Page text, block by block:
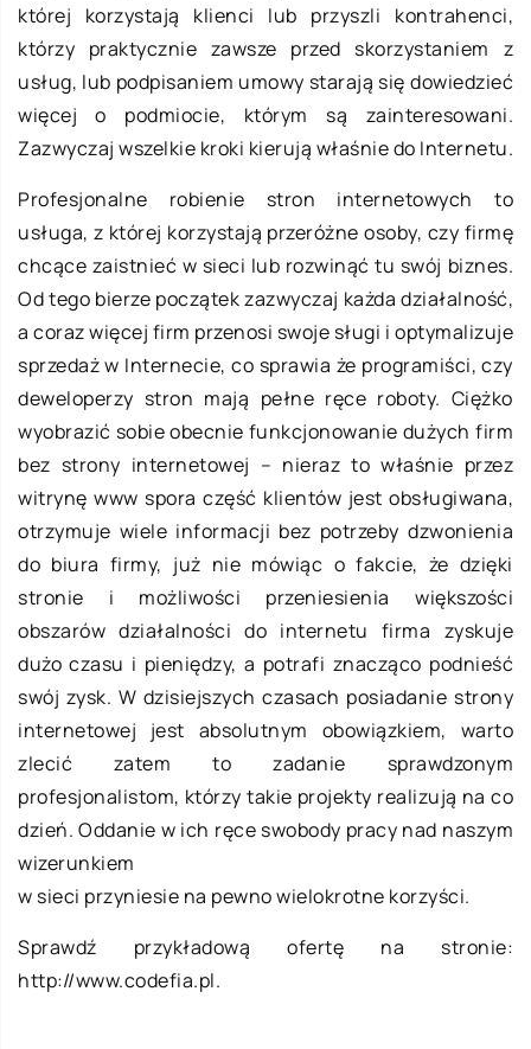
której korzystają klienci lub przyszli kontrahenci,
którzy praktycznie zawsze przed skorzystaniem z
usług, lub podpisaniem umowy starają się dowiedzieć
więcej o podmiocie, którym są zainteresowani.
Zazwyczaj wszelkie kroki kierują właśnie do Internetu.
Profesjonalne robienie stron internetowych to
usługa, z której korzystają przeróżne osoby, czy firmę
chcące zaistnieć w sieci lub rozwinąć tu swój biznes.
Od tego bierze początek zazwyczaj każda działalność,
a coraz więcej firm przenosi swoje sługi i optymalizuje
sprzedaż w Internecie, co sprawia że programiści, czy
deweloperzy stron mają pełne ręce roboty. Ciężko
wyobrazić sobie obecnie funkcjonowanie dużych firm
bez strony internetowej – nieraz to właśnie przez
witrynę www spora część klientów jest obsługiwana,
otrzymuje wiele informacji bez potrzeby dzwonienia
do biura firmy, już nie mówiąc o fakcie, że dzięki
stronie i możliwości przeniesienia większości
obszarów działalności do internetu firma zyskuje
dużo czasu i pieniędzy, a potrafi znacząco podnieść
swój zysk. W dzisiejszych czasach posiadanie strony
internetowej jest absolutnym obowiązkiem, warto
zlecić zatem to zadanie sprawdzonym
profesjonalistom, którzy takie projekty realizują na co
dzień. Oddanie w ich ręce swobody pracy nad naszym
wizerunkiem
w sieci przyniesie na pewno wielokrotne korzyści.
Sprawdź przykładową ofertę na stronie:
http://www.codefia.pl.